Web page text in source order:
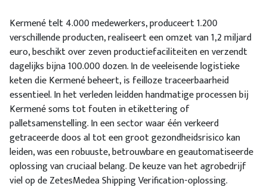
Kermené telt 4.000 medewerkers, produceert 1.200
verschillende producten, realiseert een omzet van 1,2 miljard
euro, beschikt over zeven productiefaciliteiten en verzendt
dagelijks bijna 100.000 dozen. In de veeleisende logistieke
keten die Kermené beheert, is feilloze traceerbaarheid
essentieel. In het verleden leidden handmatige processen bij
Kermené soms tot fouten in etikettering of
palletsamenstelling. In een sector waar één verkeerd
getraceerde doos al tot een groot gezondheidsrisico kan
leiden, was een robuuste, betrouwbare en geautomatiseerde
oplossing van cruciaal belang. De keuze van het agrobedrijf
viel op de ZetesMedea Shipping Verification-oplossing.